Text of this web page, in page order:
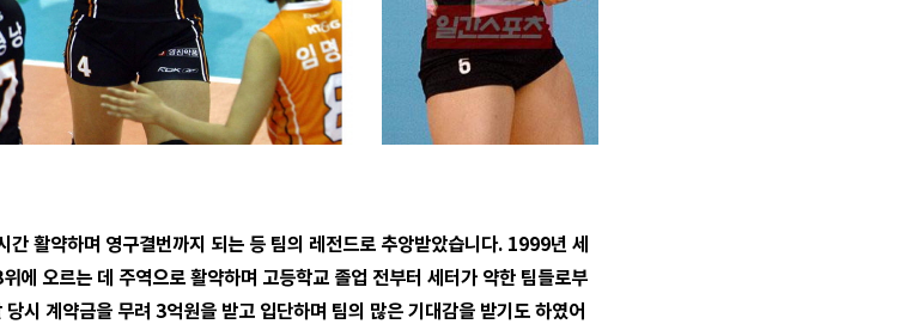
활약하며 영구결번까지 되는 등 팀의 레전드로 추앙받았습니다. 1999년 세
에 오르는 데 주역으로 활약하며 고등학교 졸업 전부터 세터가 약한 팀들로부
시 계약금을 무려 3억원을 받고 입단하며 팀의 많은 기대감을 받기도 하였어